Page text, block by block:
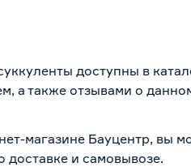
доступны в
а также отзывами о
магазине Бауцентр, вы
доставке и самовывозе.